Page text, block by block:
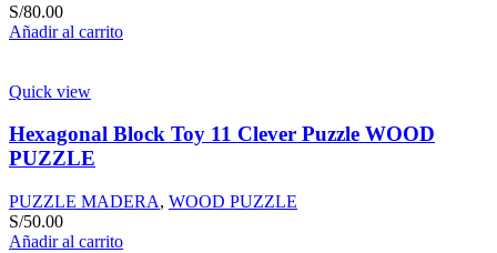
S/80.00
Añadir al carrito
Quick view
Hexagonal Block Toy 11 Clever Puzzle WOOD
PUZZLE
PUZZLE MADERA, WOOD PUZZLE
S/50.00
Añadir al carrito